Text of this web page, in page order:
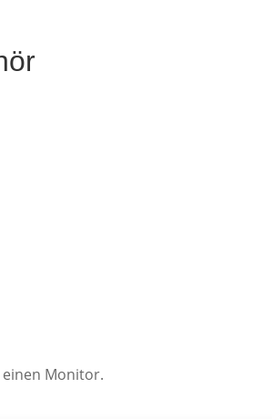
Monitor.